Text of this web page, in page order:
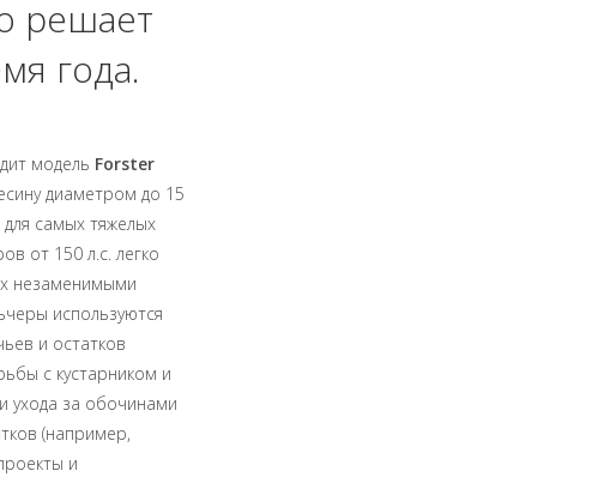
решает
года.
модель Forster
диаметром до 15
для самых тяжелых
от 150 л.с. легко
незаменимыми
используются
и остатков
с кустарником и
ухода за обочинами
(например,
и